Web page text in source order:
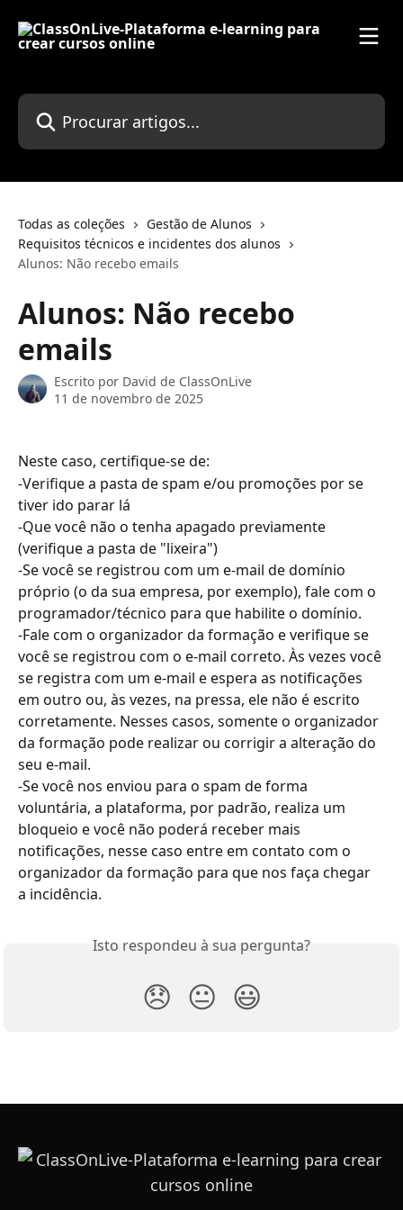
Procurar artigos...
Todas as coleções
Gestão de Alunos
Requisitos técnicos e incidentes dos alunos
Alunos: Não recebo emails
Alunos: Não recebo
emails
Escrito por David de ClassOnLive
11 de novembro de 2025
Neste caso, certifique-se de:
-Verifique a pasta de spam e/ou promoções por se
tiver ido parar lá
-Que você não o tenha apagado previamente
(verifique a pasta de "lixeira")
-Se você se registrou com um e-mail de domínio
próprio (o da sua empresa, por exemplo), fale com o
programador/técnico para que habilite o domínio.
-Fale com o organizador da formação e verifique se
você se registrou com o e-mail correto. Às vezes você
se registra com um e-mail e espera as notificações
em outro ou, às vezes, na pressa, ele não é escrito
corretamente. Nesses casos, somente o organizador
da formação pode realizar ou corrigir a alteração do
seu e-mail.
-Se você nos enviou para o spam de forma
voluntária, a plataforma, por padrão, realiza um
bloqueio e você não poderá receber mais
notificações, nesse caso entre em contato com o
organizador da formação para que nos faça chegar
a incidência.
Isto respondeu à sua pergunta?
😞 😐 😃